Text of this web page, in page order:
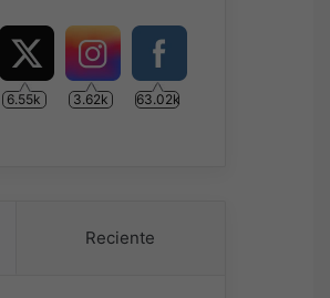
6.55k 3.62k 63.02k
Reciente